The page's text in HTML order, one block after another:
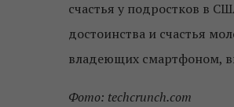
счастья у подростков в
достоинства и счастья
владеющих смартфоном,
Фото: techcrunch.com